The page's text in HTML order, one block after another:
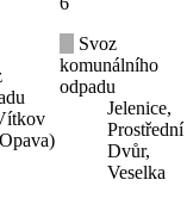
Svoz
komunálního
odpadu
Jelenice,
Prostřední
Dvůr,
Veselka